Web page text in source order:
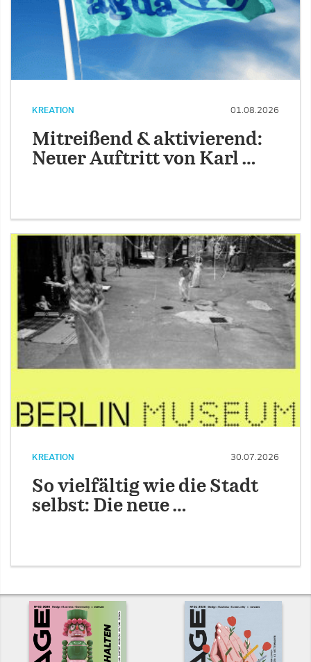
KREATION 01.08.2026
Mitreißend & aktivierend:
Neuer Auftritt von Karl …
KREATION 30.07.2026
So vielfältig wie die Stadt
selbst: Die neue …